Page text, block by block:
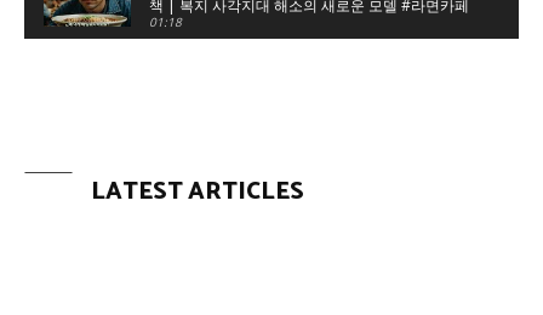
책 | 복지 사각지대 해소의 새로운 모델 #라면카페
#복지정책
01:18
[오늘의 착한습관] 🖋️ 생각은 메모할 때 힘을 갖는
LATEST ARTICLES